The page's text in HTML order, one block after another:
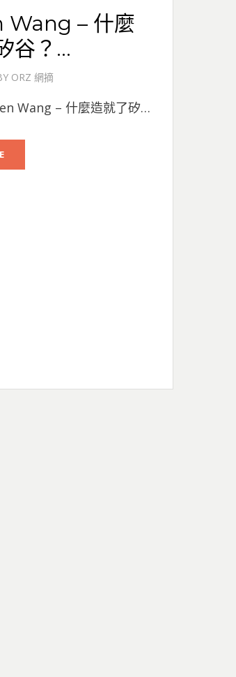
Wang – 什麼
谷？…
ORZ 網摘
Wang – 什麼造就了矽…